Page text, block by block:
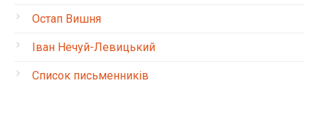
Остап Вишня
Іван Нечуй-Левицький
Список письменників